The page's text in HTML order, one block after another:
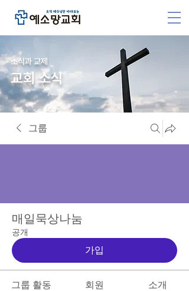
소식과 교제
교회 소식
그룹
매일묵상나눔
공개
가입
그룹 활동 회원 소개